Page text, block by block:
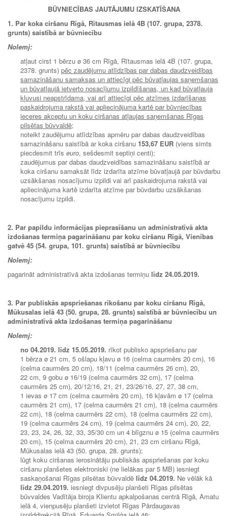
BŪVNIECĪBAS JAUTĀJUMU IZSKATĪŠANA
1. Par koka ciršanu Rīgā, Rītausmas ielā 4B (107. grupa, 2378.
grunts) saistībā ar būvniecību
Nolemj:
atļaut cirst 1 bērzu ø 36 cm Rīgā, Rītausmas ielā 4B (107. grupa,
2378. grunts) pēc zaudējumu atlīdzības par dabas daudzveidības
samazināšanu samaksas un attiecīgi pēc būvatļaujas saņemšanas
un būvatļaujā ietverto nosacījumu izpildīšanas, un kad būvatļauja
kļuvusi neapstrīdama, vai arī attiecīgi pēc atzīmes izdarīšanas
paskaidrojuma rakstā vai apliecinājuma kartē par būvniecības
ieceres akceptu un koku ciršanas atļaujas saņemšanas Rīgas
pilsētas būvvaldē;
noteikt zaudējumu atlīdzības apmēru par dabas daudzveidības
samazināšanu saistībā ar koka ciršanu 153,67 EUR (viens simts
piecdesmit trīs euro, sešdesmit septiņi centi);
zaudējumus par dabas daudzveidības samazināšanu saistībā ar
koka ciršanu samaksāt līdz izdarīta atzīme būvatļaujā par būvdarbu
uzsākšanas nosacījumu izpildi vai arī paskaidrojuma rakstā vai
apliecinājuma kartē izdarīta atzīme par būvdarbu uzsākšanas
nosacījumu izpildi.
2. Par papildu informācijas pieprasīšanu un administratīvā akta
izdošanas termiņa pagarināšanu par koku ciršanu Rīgā, Vienības
gatvē 45 (54. grupa, 101. grunts) saistībā ar būvniecību
Nolemj:
pagarināt administratīvā akta izdošanas termiņu līdz 24.05.2019.
3. Par publiskās apspriešanas rīkošanu par koku ciršanu Rīgā,
Mūkusalas ielā 43 (50. grupa, 28. grunts) saistībā ar būvniecību un
administratīvā akta izdošanas termiņa pagarināšanu
Nolemj:
no 04.2019. līdz 15.05.2019. rīkot publisko apspriešanu par
1 bērza ø 21 cm, 5 ošlapu kļavu ø 16 (celma caurmērs 20 cm), 16
(celma caurmērs 20 cm), 18/11 (celma caurmērs 26 cm), 20,
22 cm, 9 gobu ø 16/19 (celma caurmērs 32 cm), 17 (celma
caurmērs 25 cm), 20/12/16, 21, 21, 23/26/16, 27, 27, 38 cm,
1 ievas ø 17 cm (celma caurmērs 20 cm), 16 kļavām ø 17 (celma
caurmērs 21 cm), 17 (celma caurmērs 21 cm), 18 (celma caurmērs
22 cm), 18 (celma caurmērs 22 cm), 18 (celma caurmērs 22 cm),
19 (celma caurmērs 24 cm), 19 (celma caurmērs 24 cm), 20, 22,
23, 23, 24, 26, 32, 33, 35/30 cm un 4 blīgznu ø 15 (celma caurmērs
20 cm), 15 (celma caurmērs 20 cm), 21, 23 cm ciršanu Rīgā,
Mūkusalas ielā 43 (50. grupa, 28. grunts);
lūgt koku ciršanas ierosinātāju publiskās apspriešanas par koku
ciršanu planšetes elektroniski (ne lielākas par 5 MB) iesniegt
saskaņošanai Rīgas pilsētas būvvaldē līdz 04.2019. Ne vēlāk kā
līdz 29.04.2019. iesniegt divpusēju planšeti Rīgas pilsētas
būvvaldes Vadītāja biroja Klientu apkalpošanas centrā Rīgā, Amatu
ielā 4, vienpusēju planšeti izvietot Rīgas Pārdaugavas